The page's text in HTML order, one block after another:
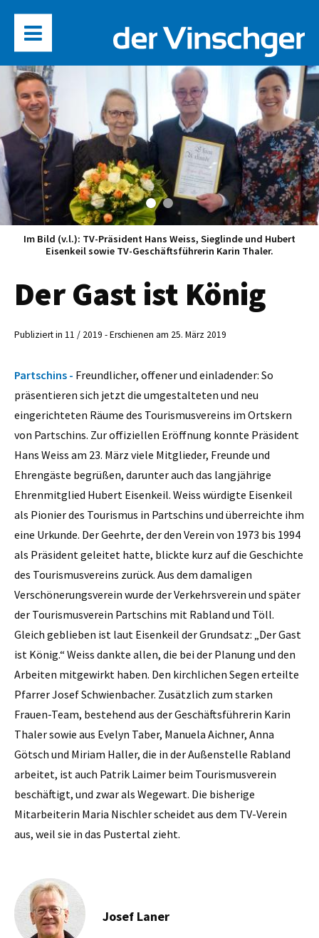
Im Bild (v.l.): TV-Präsident Hans Weiss, Sieglinde und Hubert
Eisenkeil sowie TV-Geschäftsführerin Karin Thaler.
Der Gast ist König
Publiziert in 11 / 2019 - Erschienen am 25. März 2019
Partschins - Freundlicher, offener und einladender: So
präsentieren sich jetzt die umgestalteten und neu
eingerichteten Räume des Tourismusvereins im Ortskern
von Partschins. Zur offiziellen Eröffnung konnte Präsident
Hans Weiss am 23. März viele Mitglieder, Freunde und
Ehrengäste begrüßen, darunter auch das langjährige
Ehrenmitglied Hubert Eisenkeil. Weiss würdigte Eisenkeil
als Pionier des Tourismus in Partschins und überreichte ihm
eine Urkunde. Der Geehrte, der den Verein von 1973 bis 1994
als Präsident geleitet hatte, blickte kurz auf die Geschichte
des Tourismusvereins zurück. Aus dem damaligen
Verschönerungsverein wurde der Verkehrsverein und später
der Tourismusverein Partschins mit Rabland und Töll.
Gleich geblieben ist laut Eisenkeil der Grundsatz: „Der Gast
ist König.“ Weiss dankte allen, die bei der Planung und den
Arbeiten mitgewirkt haben. Den kirchlichen Segen erteilte
Pfarrer Josef Schwienbacher. Zusätzlich zum starken
Frauen-Team, bestehend aus der Geschäftsführerin Karin
Thaler sowie aus Evelyn Taber, Manuela Aichner, Anna
Götsch und Miriam Haller, die in der Außenstelle Rabland
arbeitet, ist auch Patrik Laimer beim Tourismusverein
beschäftigt, und zwar als Wegewart. Die bisherige
Mitarbeiterin Maria Nischler scheidet aus dem TV-Verein
aus, weil sie in das Pustertal zieht.
Josef Laner